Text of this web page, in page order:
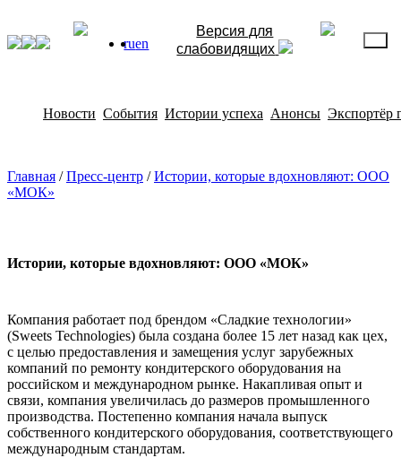
ruen
Версия для
слабовидящих
Новости События Истории успеха Анонсы Экспортёр
Главная /Пресс-центр /Истории, которые вдохновляют: ООО
«МОК»
Истории, которые вдохновляют: ООО «МОК»
Компания работает под брендом «Сладкие технологии»
(Sweets Technologies) была создана более 15 лет назад как цех,
с целью предоставления и замещения услуг зарубежных
компаний по ремонту кондитерского оборудования на
российском и международном рынке. Накапливая опыт и
связи, компания увеличилась до размеров промышленного
производства. Постепенно компания начала выпуск
собственного кондитерского оборудования, соответствующего
международным стандартам.